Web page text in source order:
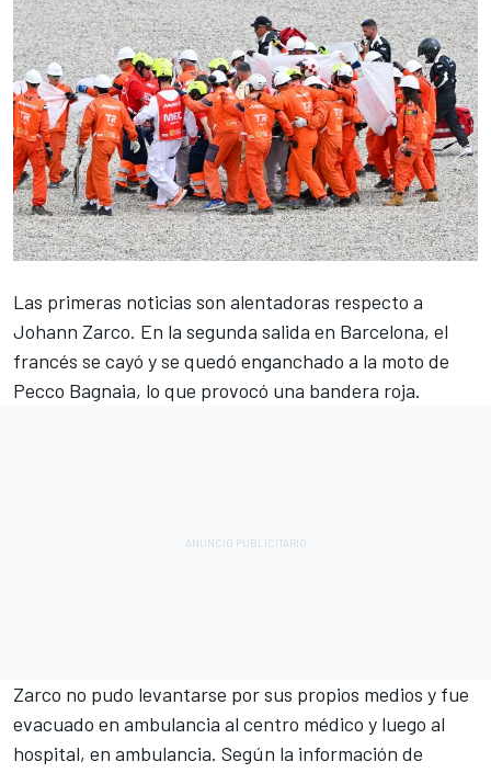
Las primeras noticias son alentadoras respecto a
Johann Zarco. En la segunda salida en Barcelona, el
francés se cayó y se quedó enganchado a la moto de
Pecco Bagnaia, lo que provocó una bandera roja.
Zarco no pudo levantarse por sus propios medios y fue
evacuado en ambulancia al centro médico y luego al
hospital, en ambulancia. Según la información de